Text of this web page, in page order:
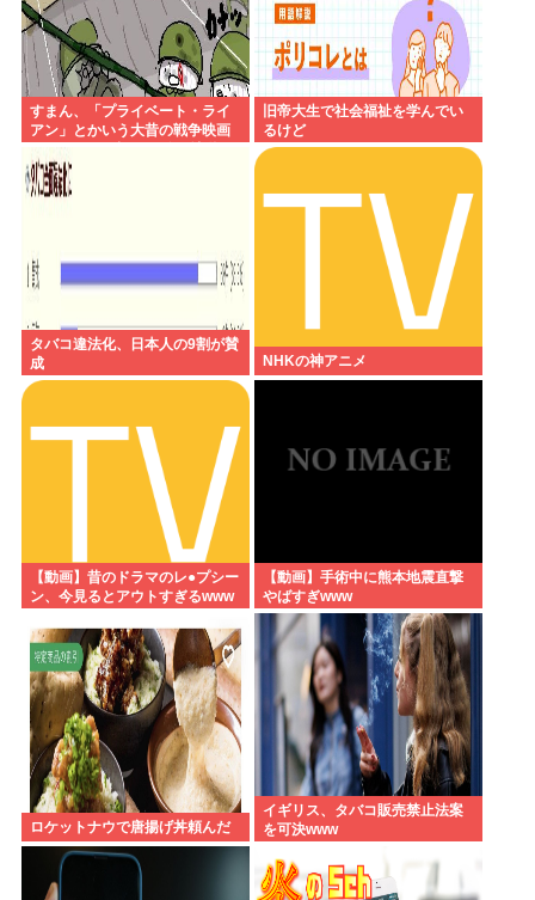
すまん、「プライベート・ライ
アン」とかいう大昔の戦争映画
見てみたら最初の30分で地獄な
んだが…これずっと続く感じ？
旧帝大生で社会福祉を学んでい
るけど
タバコ違法化、日本人の9割が賛
成
NHKの神アニメ
【動画】昔のドラマのレ●プシー
ン、今見るとアウトすぎるwww
【動画】手術中に熊本地震直撃
やばすぎwww
ロケットナウで唐揚げ丼頼んだ
イギリス、タバコ販売禁止法案
を可決www